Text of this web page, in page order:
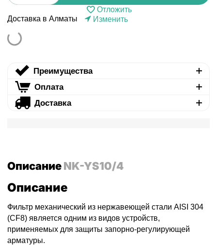
Отложить
Доставка в Алматы
Изменить
Преимущества
Оплата
Доставка
ОписаниеNK-YS10/4
Описание
Фильтр механический из нержавеющей стали AISI 304
(CF8) является одним из видов устройств,
применяемых для защиты запорно-регулирующей
арматуры.